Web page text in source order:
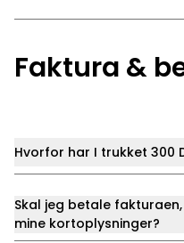
Faktura &
Hvorfor har I trukket 300
Skal jeg betale
mine kortoplysninger?